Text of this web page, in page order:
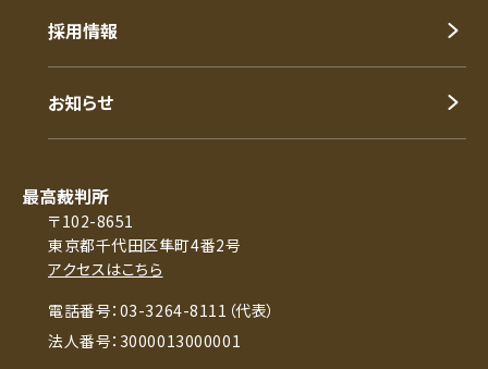
採用情報
お知らせ
最高裁判所
〒102-8651
東京都千代田区隼町4番2号
アクセスはこちら
電話番号：03-3264-8111（代表）
法人番号：3000013000001